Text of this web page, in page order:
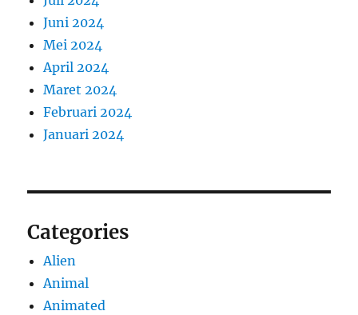
Juni 2024
Mei 2024
April 2024
Maret 2024
Februari 2024
Januari 2024
Categories
Alien
Animal
Animated